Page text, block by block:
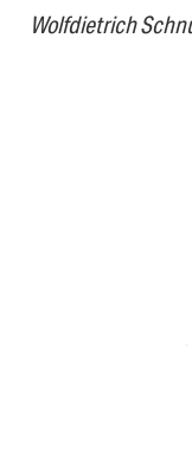
Wolfdietrich